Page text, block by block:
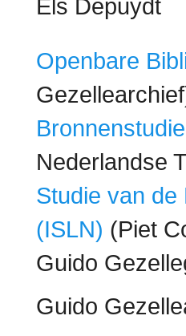
Els Depuydt
Openbare
Bronnenstudie
Nederlandse
Studie van de
(ISLN) (Piet
Guido
Guido